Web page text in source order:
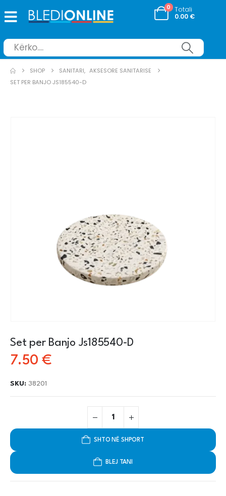
0 Totali
0.00 €
SHOP SANITARI, AKSESORE SANITARISE
SET PER BANJO JS185540-D
Set per Banjo Js185540-D
7.50€
SKU: 38201
SHTO NË SHPORT
BLEJ TANI